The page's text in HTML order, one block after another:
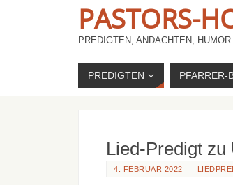
PASTORS-
PREDIGTEN, ANDACHTEN,
PREDIGTEN PFARRER-
Lied-Predigt zu
4. FEBRUAR 2022